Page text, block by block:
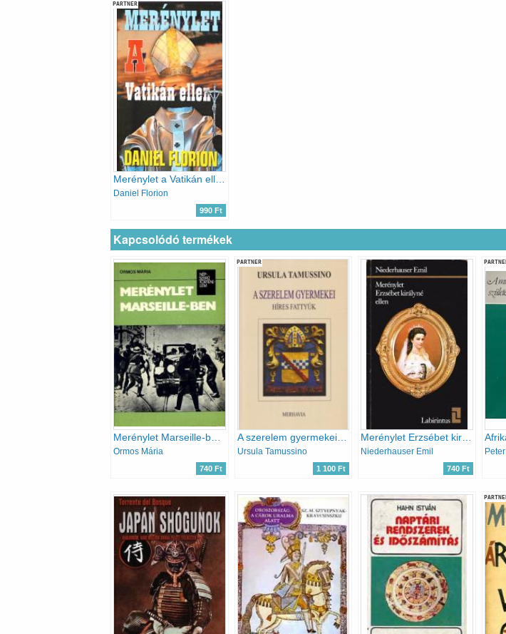
PARTNER
Merénylet a Vatikán ellen
Daniel Florion
990 Ft
Kapcsolódó termékek
Merénylet Marseille-ben (népszerű történelem)
Ormos Mária
740 Ft
PARTNER
A szerelem gyermekei (híres fattyúk)
Ursula Tamussino
1 100 Ft
Merénylet Erzsébet királyné ellen
Niederhauser Emil
740 Ft